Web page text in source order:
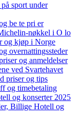
sport under
be te pri er
nøkkel i O lo
og kjøp i Norge
overnattingssteder
og anmeldelser
ved Svartehavet
priser og tips
og timebetaling
og konserter 2025
Billige Hotell og